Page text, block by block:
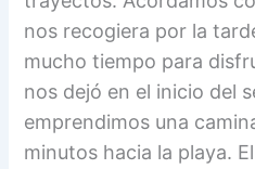
nos recogiera por la
mucho tiempo para
nos dejó en el inicio del
emprendimos una
minutos hacia la playa.